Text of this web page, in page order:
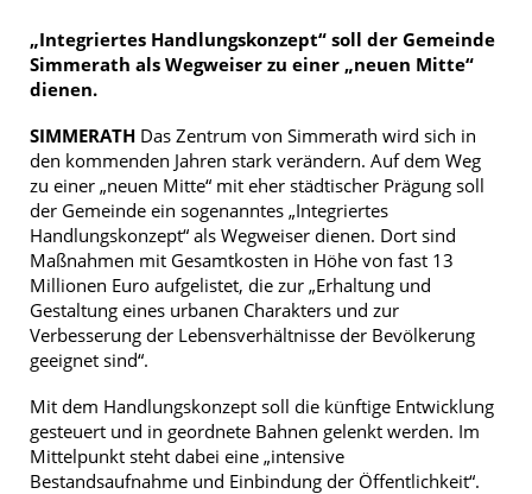
„Integriertes Handlungskonzept“ soll der Gemeinde
Simmerath als Wegweiser zu einer „neuen Mitte“
dienen.
SIMMERATH Das Zentrum von Simmerath wird sich in
den kommenden Jahren stark verändern. Auf dem Weg
zu einer „neuen Mitte“ mit eher städtischer Prägung soll
der Gemeinde ein sogenanntes „Integriertes
Handlungskonzept“ als Wegweiser dienen. Dort sind
Maßnahmen mit Gesamtkosten in Höhe von fast 13
Millionen Euro aufgelistet, die zur „Erhaltung und
Gestaltung eines urbanen Charakters und zur
Verbesserung der Lebensverhältnisse der Bevölkerung
geeignet sind“.
Mit dem Handlungskonzept soll die künftige Entwicklung
gesteuert und in geordnete Bahnen gelenkt werden. Im
Mittelpunkt steht dabei eine „intensive
Bestandsaufnahme und Einbindung der Öffentlichkeit“.